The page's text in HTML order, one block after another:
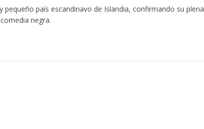
país escandinavo de Islandia, confirmando su plena
negra.